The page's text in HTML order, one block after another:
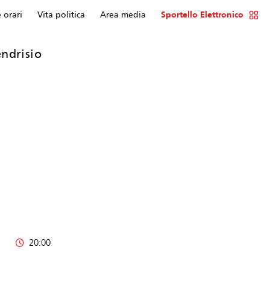
orari Vita politica Area media Sportello Elettronico
20:00